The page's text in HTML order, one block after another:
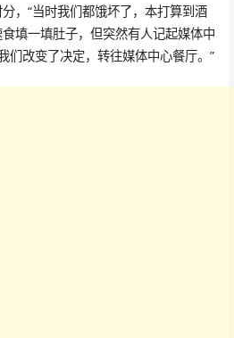
，“当时我们都饿坏了，本打算到酒
填一填肚子，但突然有人记起媒体中
们改变了决定，转往媒体中心餐厅。”